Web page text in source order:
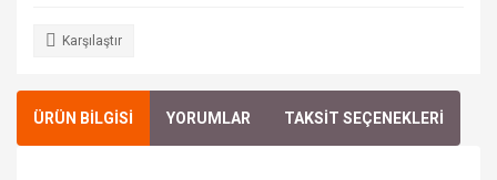
Karşılaştır
ÜRÜN BİLGİSİ YORUMLAR TAKSİT SEÇENEKLERİ